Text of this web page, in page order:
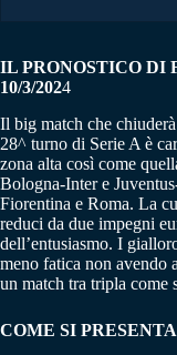
IL PRONOSTICO DI
10/3/2024
Il big match che
28^ turno di Serie A è
zona alta così come
Bologna-Inter e
Fiorentina e Roma. La
reduci da due impegni
dell’entusiasmo. I
meno fatica non avendo
un match tra tripla come
COME SI